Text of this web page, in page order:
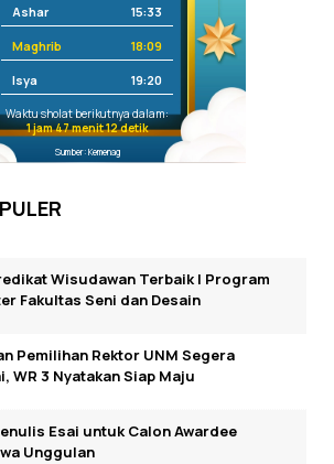
Ashar 15:33
Maghrib 18:09
Isya 19:20
Waktu sholat berikutnya dalam:
1 jam 47 menit 12 detik
Sumber: Kemenag
Wisudawan Terbaik I Program
Fakultas Seni dan Desain
Pemilihan Rektor UNM Segera
WR 3 Nyatakan Siap Maju
Esai untuk Calon Awardee
Unggulan